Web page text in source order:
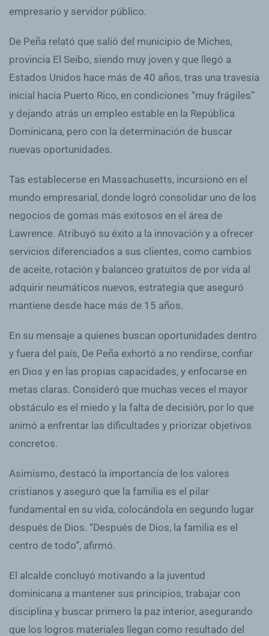
empresario y servidor público.
De Peña relató que salió del municipio de Miches,
provincia El Seibo, siendo muy joven y que llegó a
Estados Unidos hace más de 40 años, tras una travesía
inicial hacia Puerto Rico, en condiciones “muy frágiles”
y dejando atrás un empleo estable en la República
Dominicana, pero con la determinación de buscar
nuevas oportunidades.
Tas establecerse en Massachusetts, incursionó en el
mundo empresarial, donde logró consolidar uno de los
negocios de gomas más exitosos en el área de
Lawrence. Atribuyó su éxito a la innovación y a ofrecer
servicios diferenciados a sus clientes, como cambios
de aceite, rotación y balanceo gratuitos de por vida al
adquirir neumáticos nuevos, estrategia que aseguró
mantiene desde hace más de 15 años.
En su mensaje a quienes buscan oportunidades dentro
y fuera del país, De Peña exhortó a no rendirse, confiar
en Dios y en las propias capacidades, y enfocarse en
metas claras. Consideró que muchas veces el mayor
obstáculo es el miedo y la falta de decisión, por lo que
animó a enfrentar las dificultades y priorizar objetivos
concretos.
Asimismo, destacó la importancia de los valores
cristianos y aseguró que la familia es el pilar
fundamental en su vida, colocándola en segundo lugar
después de Dios. “Después de Dios, la familia es el
centro de todo”, afirmó.
El alcalde concluyó motivando a la juventud
dominicana a mantener sus principios, trabajar con
disciplina y buscar primero la paz interior, asegurando
que los logros materiales llegan como resultado del